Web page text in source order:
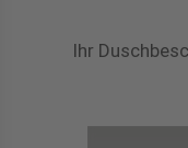
Ihr